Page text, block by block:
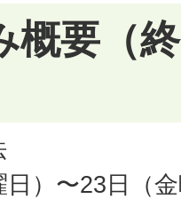
概要（
日）〜23日（